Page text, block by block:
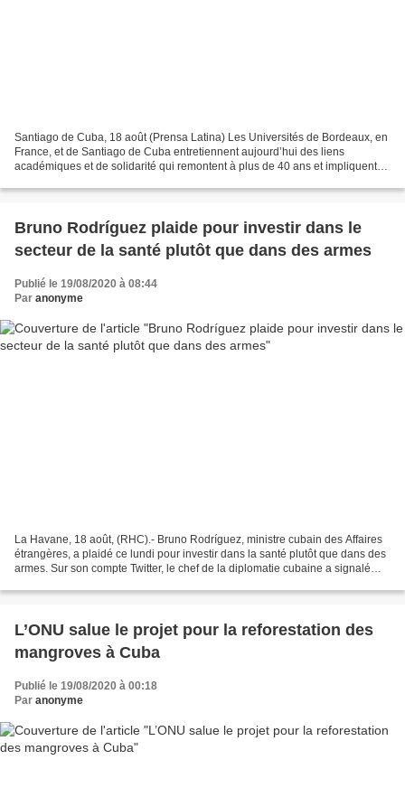
Santiago de Cuba, 18 août (Prensa Latina) Les Universités de Bordeaux, en
France, et de Santiago de Cuba entretiennent aujourd’hui des liens
académiques et de solidarité qui remontent à plus de 40 ans et impliquent
Bruno Rodríguez plaide pour investir dans le
secteur de la santé plutôt que dans des armes
Publié le 19/08/2020 à 08:44
Par anonyme
La Havane, 18 août, (RHC).- Bruno Rodríguez, ministre cubain des Affaires
étrangères, a plaidé ce lundi pour investir dans la santé plutôt que dans des
armes. Sur son compte Twitter, le chef de la diplomatie cubaine a signalé
L’ONU salue le projet pour la reforestation des
mangroves à Cuba
Publié le 19/08/2020 à 00:18
Par anonyme